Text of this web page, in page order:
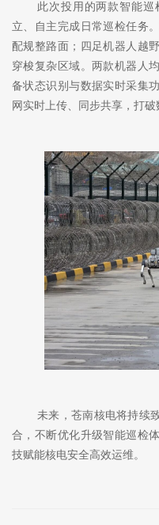
此次投用的两款智能
立、自主完成日常巡检任务
配规整路面；四足机器人越
穿梭复杂区域。两款机器人
备状态识别与数据实时采集
网实时上传、同步共享，打破
未来，苍南核电将持续
合，不断优化升级智能巡检
技赋能核电安全高效运维。